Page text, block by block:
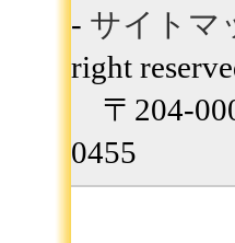
- サイトマ
right
〒204-
0455